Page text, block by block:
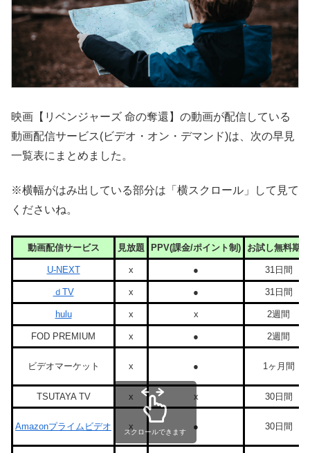
映画【リベンジャーズ 命の奪還】の動画が配信している
動画配信サービス(ビデオ・オン・デマンド)は、次の早見
一覧表にまとめました。
※横幅がはみ出している部分は「横スクロール」して見て
くださいね。
動画配信サービス 見放題 PPV(課金/ポイント制) お試し無料期間
U-NEXT x ● 31日間
ｄTV x ● 31日間
hulu x x 2週間
FOD PREMIUM x ● 2週間
ビデオマーケット x ● 1ヶ月間
TSUTAYA TV x x 30日間
Amazonプライムビデオ x ● 30日間
スクロールできます